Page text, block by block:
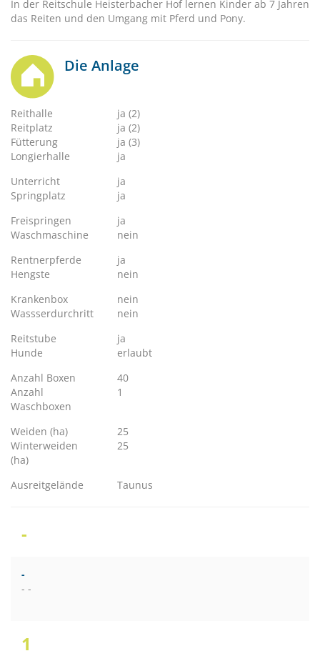
In der Reitschule Heisterbacher Hof lernen Kinder ab 7 Jahren
das Reiten und den Umgang mit Pferd und Pony.
Die Anlage
Reithalle
ja (2)
Reitplatz
ja (2)
Fütterung
ja (3)
Longierhalle
ja
Unterricht
ja
Springplatz
ja
Freispringen
ja
Waschmaschine
nein
Rentnerpferde
ja
Hengste
nein
Krankenbox
nein
Wassserdurchritt
nein
Reitstube
ja
Hunde
erlaubt
Anzahl Boxen
40
Anzahl
Waschboxen
1
Weiden (ha)
25
Winterweiden
(ha)
25
Ausreitgelände Taunus
-
-
- -
1